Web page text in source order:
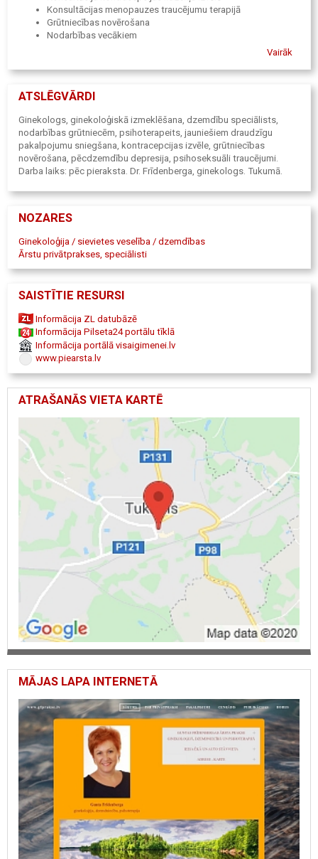
Konsultācijas menopauzes traucējumu terapijā
Grūtniecības novērošana
Nodarbības vecākiem
Vairāk
ATSLĒGVĀRDI
Ginekologs, ginekoloģiskā izmeklēšana, dzemdību speciālists,
nodarbības grūtniecēm, psihoterapeits, jauniešiem draudzīgu
pakalpojumu sniegšana, kontracepcijas izvēle, grūtniecības
novērošana, pēcdzemdību depresija, psihoseksuāli traucējumi.
Darba laiks: pēc pieraksta. Dr. Frīdenberga, ginekologs. Tukumā.
NOZARES
Ginekoloģija / sievietes veselība / dzemdības
Ārstu privātprakses, speciālisti
SAISTĪTIE RESURSI
Informācija ZL datubāzē
Informācija Pilseta24 portālu tīklā
Informācija portālā visaigimenei.lv
www.piearsta.lv
ATRAŠANĀS VIETA KARTĒ
MĀJAS LAPA INTERNETĀ